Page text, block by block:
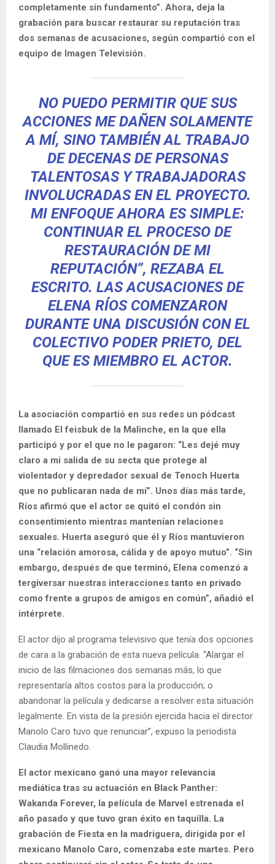
completamente sin fundamento”. Ahora, deja la
grabación para buscar restaurar su reputación tras
dos semanas de acusaciones, según compartió con el
equipo de Imagen Televisión.
NO PUEDO PERMITIR QUE SUS
ACCIONES ME DAÑEN SOLAMENTE
A MÍ, SINO TAMBIÉN AL TRABAJO
DE DECENAS DE PERSONAS
TALENTOSAS Y TRABAJADORAS
INVOLUCRADAS EN EL PROYECTO.
MI ENFOQUE AHORA ES SIMPLE:
CONTINUAR EL PROCESO DE
RESTAURACIÓN DE MI
REPUTACIÓN”, REZABA EL
ESCRITO. LAS ACUSACIONES DE
ELENA RÍOS COMENZARON
DURANTE UNA DISCUSIÓN CON EL
COLECTIVO PODER PRIETO, DEL
QUE ES MIEMBRO EL ACTOR.
La asociación compartió en sus redes un pódcast
llamado El feisbuk de la Malinche, en la que ella
participó y por el que no le pagaron: “Les dejé muy
claro a mi salida de su secta que protege al
violentador y depredador sexual de Tenoch Huerta
que no publicaran nada de mí”. Unos días más tarde,
Ríos afirmó que el actor se quitó el condón sin
consentimiento mientras mantenían relaciones
sexuales. Huerta aseguró que él y Ríos mantuvieron
una “relación amorosa, cálida y de apoyo mutuo”. “Sin
embargo, después de que terminó, Elena comenzó a
tergiversar nuestras interacciones tanto en privado
como frente a grupos de amigos en común”, añadió el
intérprete.
El actor dijo al programa televisivo que tenía dos opciones
de cara a la grabación de esta nueva película. “Alargar el
inicio de las filmaciones dos semanas más, lo que
representaría altos costos para la producción; o
abandonar la película y dedicarse a resolver esta situación
legalmente. En vista de la presión ejercida hacia el director
Manolo Caro tuvo que renunciar”, expuso la periodista
Claudia Mollinedo.
El actor mexicano ganó una mayor relevancia
mediática tras su actuación en Black Panther:
Wakanda Forever, la película de Marvel estrenada el
año pasado y que tuvo gran éxito en taquilla. La
grabación de Fiesta en la madriguera, dirigida por el
mexicano Manolo Caro, comenzaba este martes. Pero